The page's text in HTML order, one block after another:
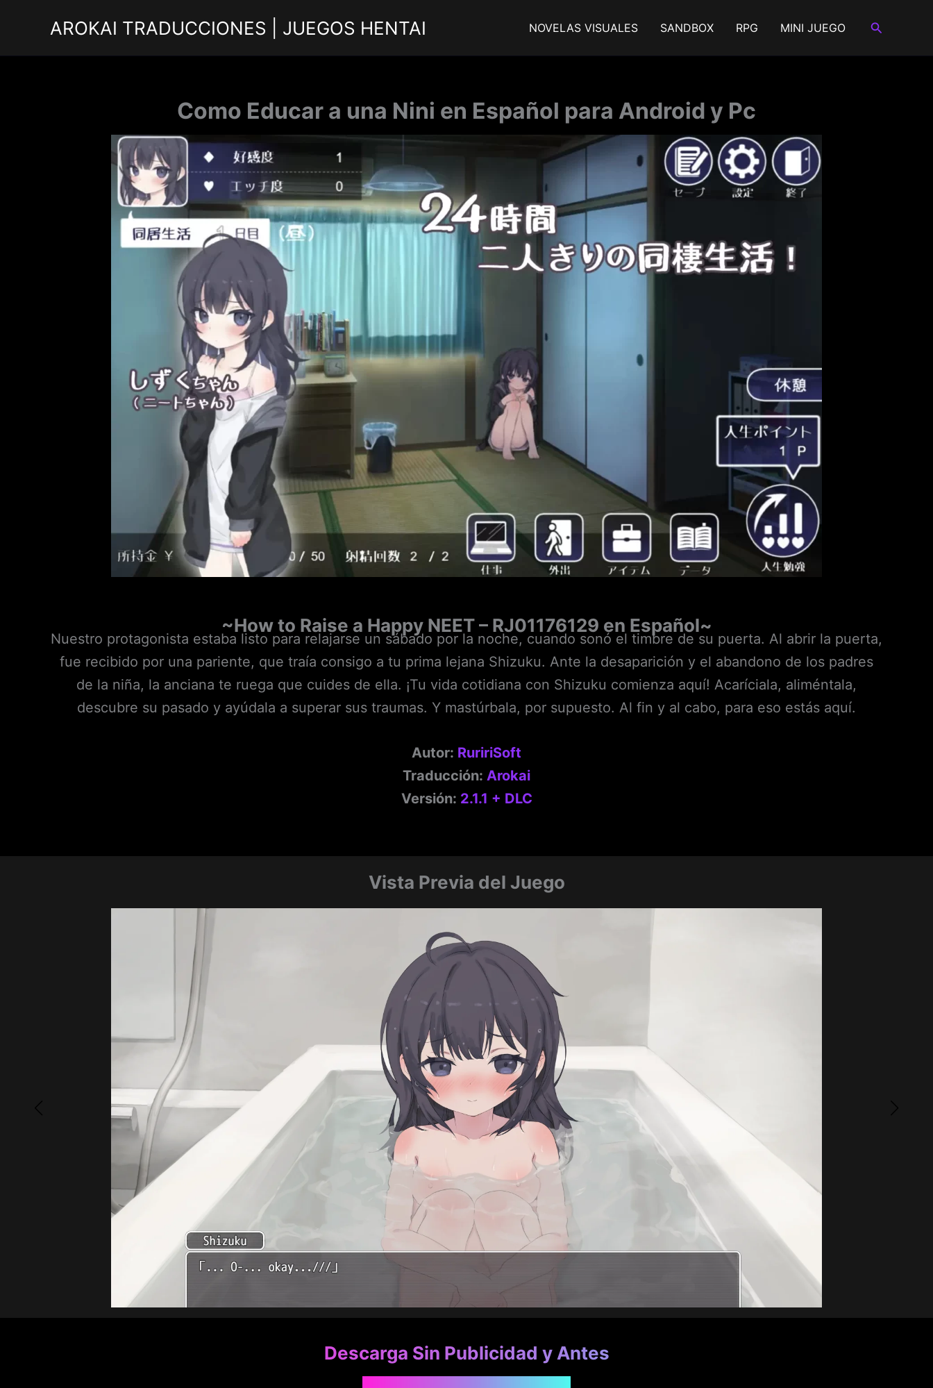
AROKAI TRADUCCIONES | JUEGOS HENTAI NOVELAS VISUALES SANDBOX RPG MINI JUEGO Buscar
Como Educar a una Nini en Español para Android y Pc
~How to Raise a Happy NEET – RJ01176129 en Español~
Nuestro protagonista estaba listo para relajarse un sábado por la noche, cuando sonó el timbre de su puerta. Al abrir la puerta,
fue recibido por una pariente, que traía consigo a tu prima lejana Shizuku. Ante la desaparición y el abandono de los padres
de la niña, la anciana te ruega que cuides de ella. ¡Tu vida cotidiana con Shizuku comienza aquí! Acaríciala, aliméntala,
descubre su pasado y ayúdala a superar sus traumas. Y mastúrbala, por supuesto. Al fin y al cabo, para eso estás aquí.
Autor: RuririSoft
Traducción: Arokai
Versión: 2.1.1 + DLC
Vista Previa del Juego
Descarga Sin Publicidad y Antes